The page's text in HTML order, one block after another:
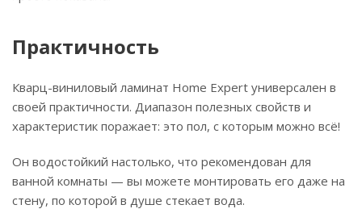
Практичность
Кварц-виниловый ламинат Home Expert универсален в
своей практичности. Диапазон полезных свойств и
характеристик поражает: это пол, с которым можно всё!
Он водостойкий настолько, что рекомендован для
ванной комнаты — вы можете монтировать его даже на
стену, по которой в душе стекает вода.